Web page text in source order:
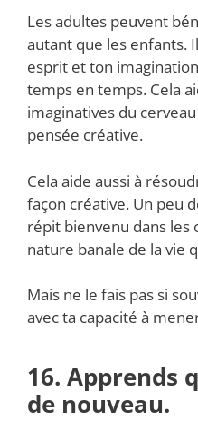
Les adultes peuvent
autant que les enfants.
esprit et ton
temps en temps. Cela
imaginatives du
pensée créative.
Cela aide aussi à
façon créative. Un peu
répit bienvenu dans les
nature banale de la vie
Mais ne le fais pas si
avec ta capacité à
16. Apprends
de nouveau.